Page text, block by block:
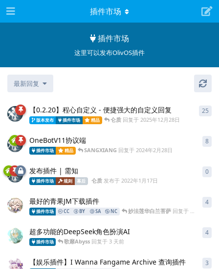
插件市场
这里可以发布OlivOS插件
插件市场
最新回复
【0.2.20】程心自定义 - 便捷强大的自定义回复
版本发布 插件市场 精品 仑质 回复于2025年12月28日
25
OneBotV11协议端
插件市场 精品 SANGXIANG 回复于 2024年2月28日
8
发布插件 | 需知
插件市场 规则 幕后 仑质 发布于 2022年1月17日
0
最好的青果JM下载插件
插件市场 CC BY SA NC 妙法莲华白兰菩萨回复于
4
超多功能的DeepSeek角色扮演AI
插件市场 歌靡Abyss 回复于 3 天前
4
【娱乐插件】I Wanna Fangame Archive 查询插件 3